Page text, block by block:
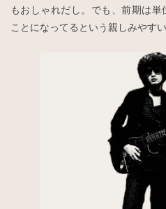
もおしゃれだし。でも、前期は
ことになってるという親しみやす